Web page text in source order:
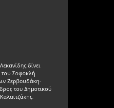
δίνει
του Σοφοκλή
Ζερβουδάκη-
του Δημοτικού